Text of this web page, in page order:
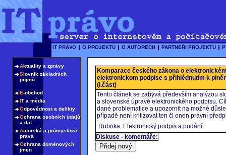
Aktuality a zprávy
Slovník základních
pojmů
E-obchod
IT a média
Odpovědnost a delikty
Ochrana osobních údajů
a dat
Autorská a průmyslová
práva
Ochrana doménových
jmen
Komparace českého zákona o
elektronickom podpise s přihlédnutím k
(I.část)
Tento článek se zabývá především analýzou
a slovenské úpravě elektronického podpisu.
dané problematice a upozornit na možné
případě není kritizovat ten či onen právní
Rubrika: Elektronický podpis a podání
Diskuse - komentáře: